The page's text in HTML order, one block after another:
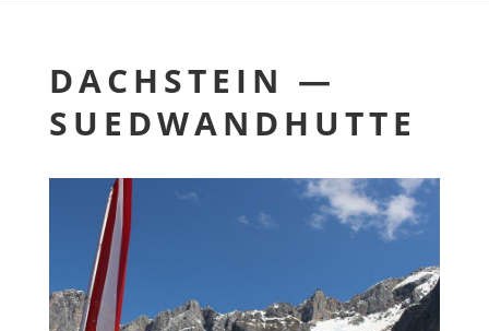
DACHSTEIN —
SUEDWANDHUTTE